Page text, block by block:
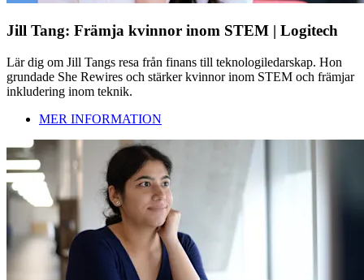
Jill Tang: Främja kvinnor inom STEM | Logitech
Lär dig om Jill Tangs resa från finans till teknologiledarskap. Hon
grundade She Rewires och stärker kvinnor inom STEM och främjar
inkludering inom teknik.
MER INFORMATION